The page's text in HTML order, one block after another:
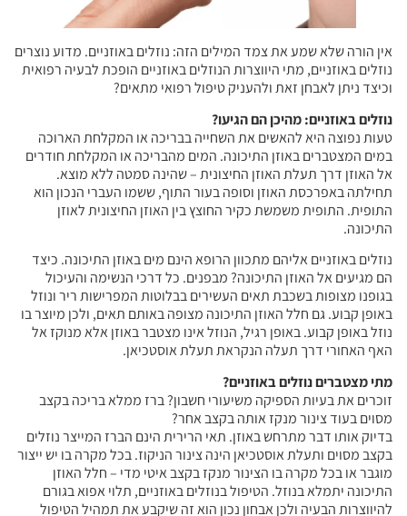
אין הורה שלא שמע את צמד המילים הזה: נוזלים באוזניים. מדוע נוצרים
נוזלים באוזניים, מתי היווצרות הנוזלים באוזניים הופכת לבעיה רפואית
וכיצד ניתן לאבחן זאת ולהעניק טיפול רפואי מתאים?
נוזלים באוזניים: מהיכן הם הגיעו?
טעות נפוצה היא להאשים את השחייה בבריכה או המקלחת הארוכה
במים המצטברים באוזן התיכונה. המים מהבריכה או המקלחת חודרים
אל האוזן דרך תעלת האוזן החיצונית – שהינה סמטה ללא מוצא.
תחילתה באפרכסת האוזן וסופה בעור התוף, ששמו העברי הנכון הוא
התופית. התופית משמשת כקיר החוצץ בין האוזן החיצונית לאוזן
התיכונה.
נוזלים באוזניים אליהם מתכוון הרופא הינם מים באוזן התיכונה. כיצד
הם מגיעים אל האוזן התיכונה? מבפנים. כל דרכי הנשימה והעיכול
בגופנו מצופות בשכבת תאים העשירים בבלוטות המפרישות ריר ונוזל
באופן קבוע. גם חלל האוזן התיכונה מצופה באותם תאים, ולכן מיוצר בו
נוזל באופן קבוע. באופן רגיל, הנוזל אינו מצטבר באוזן אלא מנוקז אל
האף האחורי דרך תעלה הנקראת תעלת אוסטכיאן.
מתי מצטברים נוזלים באוזניים?
זוכרים את בעיות הספיקה משיעורי חשבון? ברז ממלא בריכה בקצב
מסוים בעוד צינור מנקז אותה בקצב אחר?
בדיוק אותו דבר מתרחש באוזן. תאי הרירית הינם הברז המייצר נוזלים
בקצב מסוים ותעלת אוסטכיאן הינה צינור הניקוז. בכל מקרה בו יש ייצור
מוגבר או בכל מקרה בו הצינור מנקז בקצב איטי מדי – חלל האוזן
התיכונה יתמלא בנוזל. הטיפול בנוזלים באוזניים, תלוי אפוא בגורם
להיווצרות הבעיה ולכן אבחון נכון הוא זה שיקבע את תמהיל הטיפול